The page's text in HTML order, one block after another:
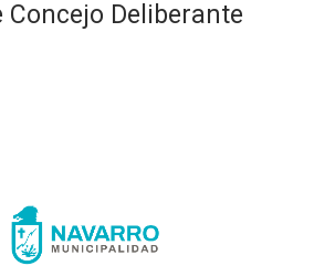
Concejo Deliberante